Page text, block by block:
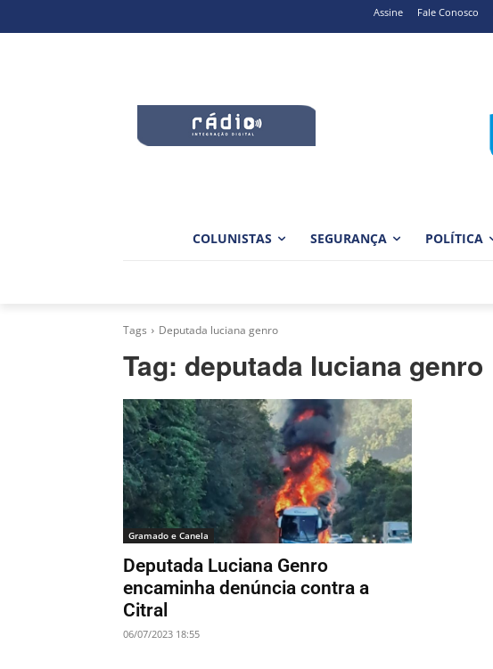
Assine Fale Conosco
COLUNISTAS SEGURANÇA POLÍTICA
Tags Deputada luciana genro
Tag: deputada luciana genro
Gramado e Canela
Deputada Luciana Genro
encaminha denúncia contra a
Citral
06/07/2023 18:55